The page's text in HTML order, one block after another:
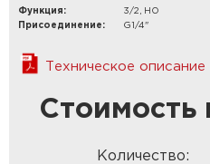
Функция:
3/2, НО
Присоединение:
G1/4"
Техническое
Стоимость
Количество: